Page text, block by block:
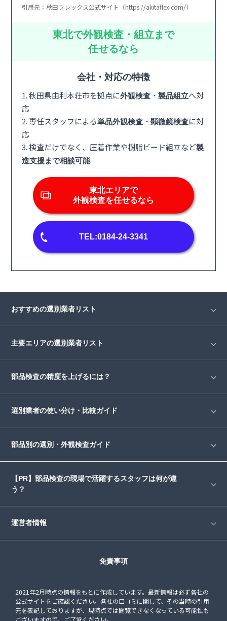
引用元：秋田フレックス公式サイト（https://akitaflex.com/）
東北で外観検査・組立まで
任せるなら
会社・対応の特徴
1. 秋田県由利本荘市を拠点に外観検査・製品組立へ対
応
2. 専任スタッフによる単品外観検査・顕微鏡検査に対
応
3. 検査だけでなく、圧着作業や樹脂ビード組立など製
造支援まで相談可能
東北エリアで
外観検査を任せるなら
TEL:0184-24-3341
おすすめの選別業者リスト
主要エリアの選別業者リスト
部品検査の精度を上げるには？
選別業者の使い分け・比較ガイド
部品別の選別・外観検査ガイド
【PR】部品検査の現場で活躍するスタッフは何が違
う？
運営者情報
免責事項
2021年2月時点の情報をもとに作成しています。最新情報は必ず各社の
公式サイトをご確認ください。各社の口コミに関して、その当時の引用
元を表記しておりますが、現時点では閲覧できなくなっている可能性も
ございますので、ご了承ください。